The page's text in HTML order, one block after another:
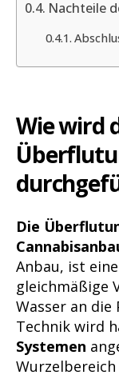
Nachteile
Wie wird
Die
Anbau, ist
gleichmäßige
Wasser an die
Technik wird
Systemen